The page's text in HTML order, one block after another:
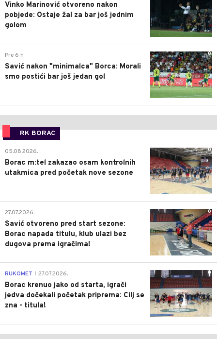
Vinko Marinović otvoreno nakon
pobjede: Ostaje žal za bar još jednim
golom
0
Pre 6 h
Savić nakon "minimalca" Borca: Morali
smo postići bar još jedan gol
RK BORAC
0
05.08.2026.
Borac m:tel zakazao osam kontrolnih
utakmica pred početak nove sezone
0
27.07.2026.
Savić otvoreno pred start sezone:
Borac napada titulu, klub ulazi bez
dugova prema igračima!
0
RUKOMET 27.07.2026.
Borac krenuo jako od starta, igrači
jedva dočekali početak priprema: Cilj se
zna - titula!